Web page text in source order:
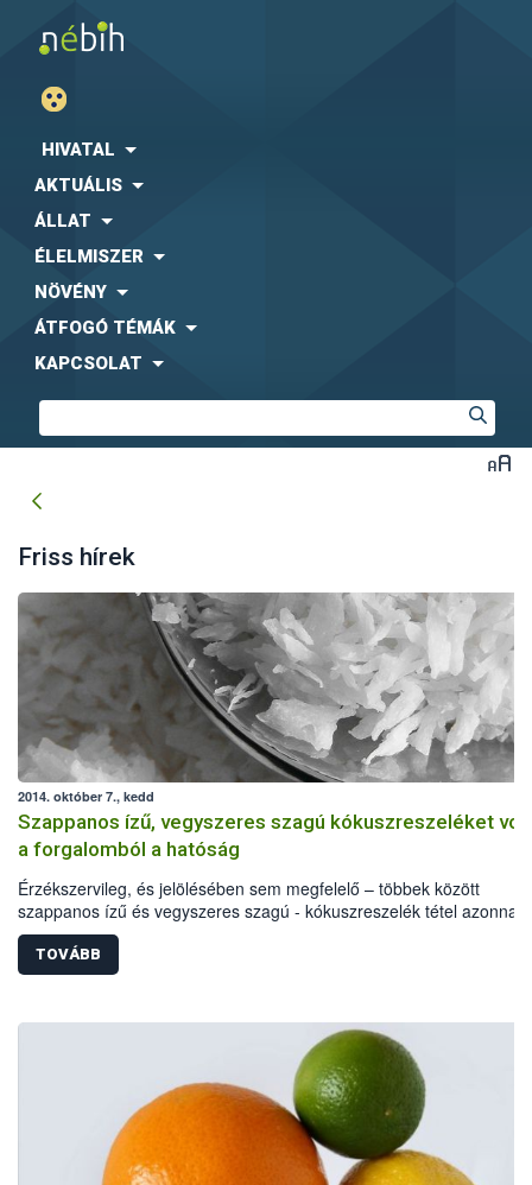
HIVATAL
AKTUÁLIS
ÁLLAT
ÉLELMISZER
NÖVÉNY
ÁTFOGÓ TÉMÁK
KAPCSOLAT
Friss hírek
2014. október 7., kedd
Szappanos ízű, vegyszeres szagú kókuszreszeléket
a forgalomból a hatóság
Érzékszervileg, és jelölésében sem megfelelő – többek között
szappanos ízű és vegyszeres szagú - kókuszreszelék tétel azonnali
hatályú visszahívását rendelte el az élelmiszerlánc felügyeleti
minőségi problémákon túl a Lacikonyha Magyarország Kft. által
forgalmazott, 2014. november 25-i minőség megőrzési idejű
TOVÁBB